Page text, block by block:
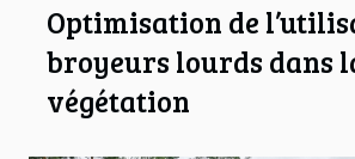
Optimisation de
broyeurs lourds dans
végétation